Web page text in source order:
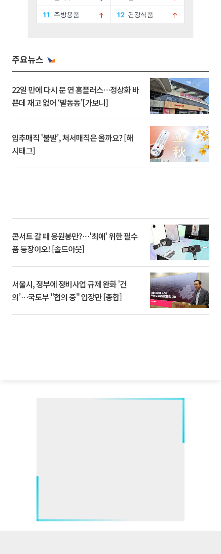
주요뉴스
22일 만에 다시 문 연 홈플러스…정상화 바
쁜데 재고 없어 ‘발동동’[가보니]
입추매직 '불발', 처서매직은 올까요? [해
시태그]
콘서트 갈 때 응원봉만?⋯'최애' 위한 필수
품 등장이오! [솔드아웃]
서울시, 정부에 정비사업 규제 완화 '건
의'⋯국토부 "협의 중" 입장만 [종합]